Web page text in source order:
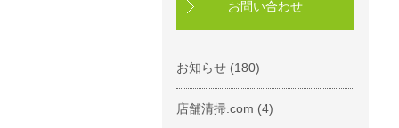
お問い合わせ
お知らせ (180)
店舗清掃.com (4)